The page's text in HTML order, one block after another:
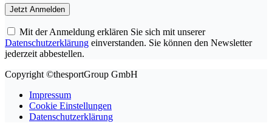
Mit der Anmeldung erklären Sie sich mit unserer
Datenschutzerklärung einverstanden. Sie können den Newsletter
jederzeit abbestellen.
Copyright ©thesportGroup GmbH
Impressum
Cookie Einstellungen
Datenschutzerklärung